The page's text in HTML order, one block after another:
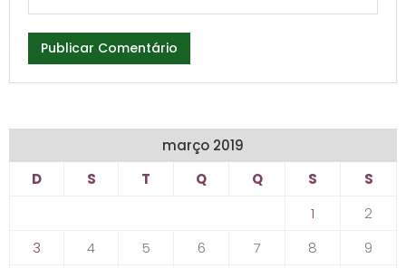
março 2019
D
S T Q Q S
S
1
2
3
4 5 6 7 8 9